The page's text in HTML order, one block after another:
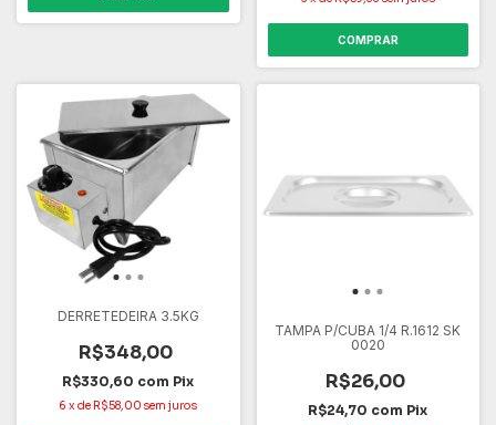
COMPRAR
DERRETEDEIRA 3.5KG
R$348,00
R$330,60 com Pix
6 xde R$58,00 sem juros
TAMPA P/CUBA 1/4 R.1612 SK
0020
R$26,00
R$24,70 com Pix